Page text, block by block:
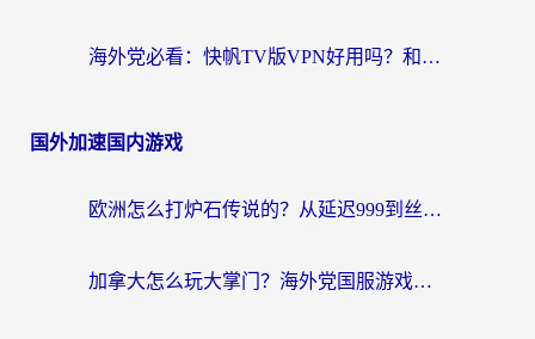
海外党必看：快帆TV版VPN好用吗？和hi龟龟VPN对比哪个回国效果更好？附免费加速器选择指南
国外加速国内游戏
欧洲怎么打炉石传说的？从延迟999到丝滑上分，我找到了靠谱加速器
加拿大怎么玩大掌门？海外党国服游戏加速避坑指南（附实用工具推荐）